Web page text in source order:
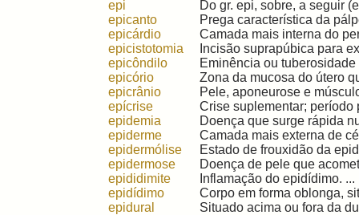
epi
Do gr. epi, sobre, a seguir
epicanto
Prega característica da
epicárdio
Camada mais interna do
epicistotomia
Incisão suprapúbica para
epicôndilo
Eminência ou
epicório
Zona da mucosa do útero
epicrânio
Pele, aponeurose e
epícrise
Crise suplementar; período
epidemia
Doença que surge rápida
epiderme
Camada mais externa de
epidermólise
Estado de frouxidão da
epidermose
Doença de pele que
epididimite
Inflamação do epidídimo. ...
epidídimo
Corpo em forma oblonga,
epidural
Situado acima ou fora da